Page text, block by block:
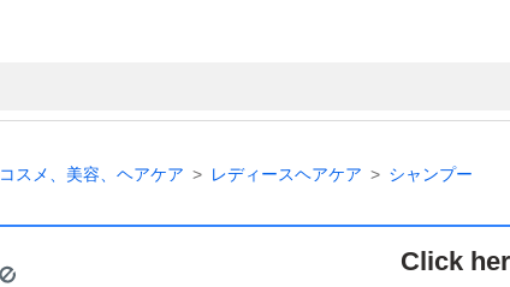
コスメ、美容、ヘアケア レディースヘアケア シャンプー
Click